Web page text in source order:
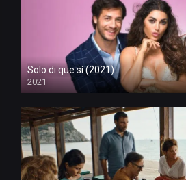
Solo di que sí (2021)
2021